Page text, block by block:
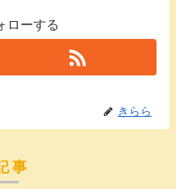
ローする
きらら
事